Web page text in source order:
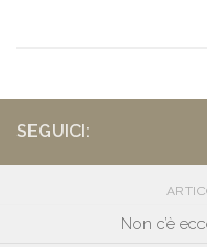
SEGUICI:
Non c’è